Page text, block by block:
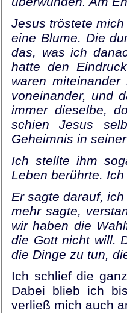
Jesus tröstete
eine Blume. Die
das, was ich
hatte den
waren
voneinander, und
immer dieselbe,
schien Jesus
Geheimnis in
Ich stellte ihm
Leben berührte.
Er sagte darauf,
mehr sagte,
wir haben die
die Gott nicht will.
die Dinge zu tun,
Ich schlief die
Dabei blieb ich
verließ mich auch